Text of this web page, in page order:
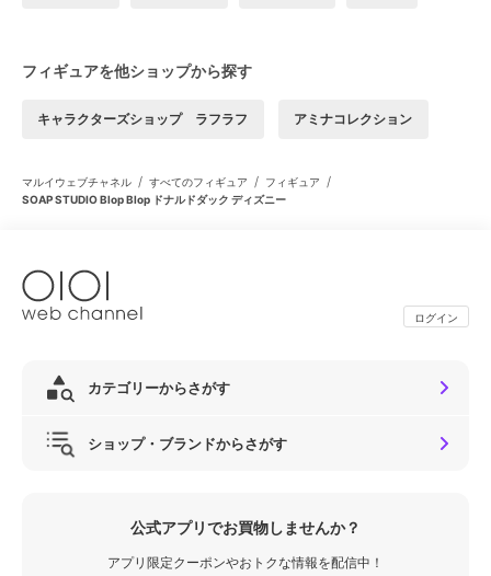
フィギュアを他ショップから探す
キャラクターズショップ ラフラフ アミナコレクション
マルイウェブチャネル / すべてのフィギュア / フィギュア /
SOAP STUDIO Blop Blop ドナルドダック ディズニー
ログイン
カテゴリーからさがす
ショップ・ブランドからさがす
公式アプリでお買物しませんか？
アプリ限定クーポンやおトクな情報を配信中！